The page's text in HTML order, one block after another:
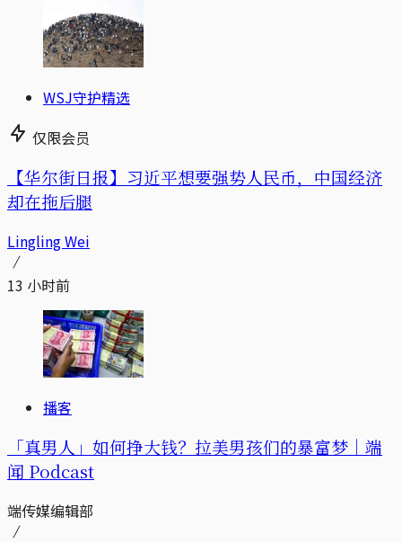
WSJ守护精选
仅限会员
【华尔街日报】习近平想要强势人民币，中国经济
却在拖后腿
Lingling Wei
13 小时前
播客
「真男人」如何挣大钱？拉美男孩们的暴富梦｜端
闻 Podcast
端传媒编辑部